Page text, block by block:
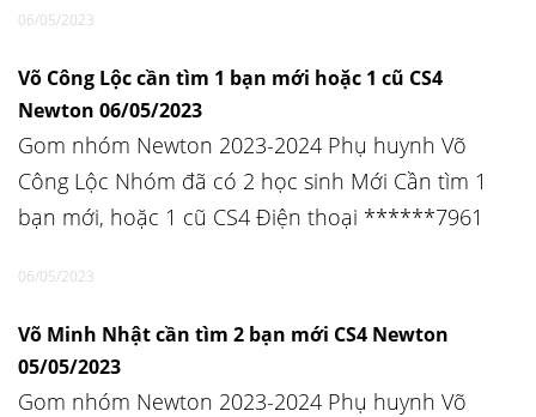
06/05/2023
Võ Công Lộc cần tìm 1 bạn mới hoặc 1 cũ CS4
Newton 06/05/2023
Gom nhóm Newton 2023-2024 Phụ huynh Võ
Công Lộc Nhóm đã có 2 học sinh Mới Cần tìm 1
bạn mới, hoặc 1 cũ CS4 Điện thoại ******7961
06/05/2023
Võ Minh Nhật cần tìm 2 bạn mới CS4 Newton
05/05/2023
Gom nhóm Newton 2023-2024 Phụ huynh Võ